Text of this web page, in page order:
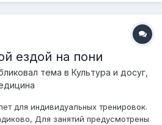
ездой на пони
тема в Культура и досуг,
для индивидуальных тренировок.
Для занятий предусмотрены